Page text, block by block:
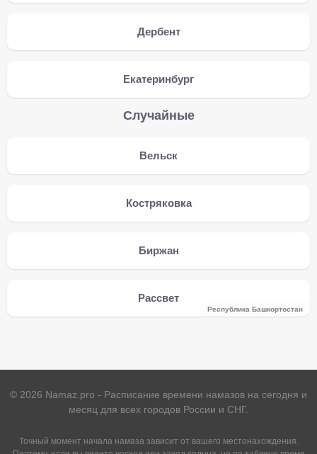
Дербент
Екатеринбург
Случайные
Вельск
Костряковка
Биржан
Рассвет
Республика Башкортостан
© 2026 Namaz.pro - Расписание времени намазов на сегодня и
месяц для всех городов России и СНГ.
Точный момент начала намаза зависит от вашего местонахождения.